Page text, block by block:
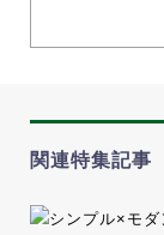
関連特集記事